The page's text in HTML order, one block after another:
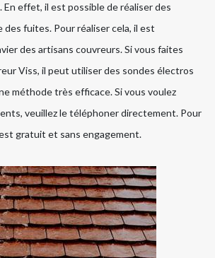
effet, il est possible de réaliser des
des fuites. Pour réaliser cela, il est
des artisans couvreurs. Si vous faites
Viss, il peut utiliser des sondes électros
méthode très efficace. Si vous voulez
veuillez le téléphoner directement. Pour
gratuit et sans engagement.